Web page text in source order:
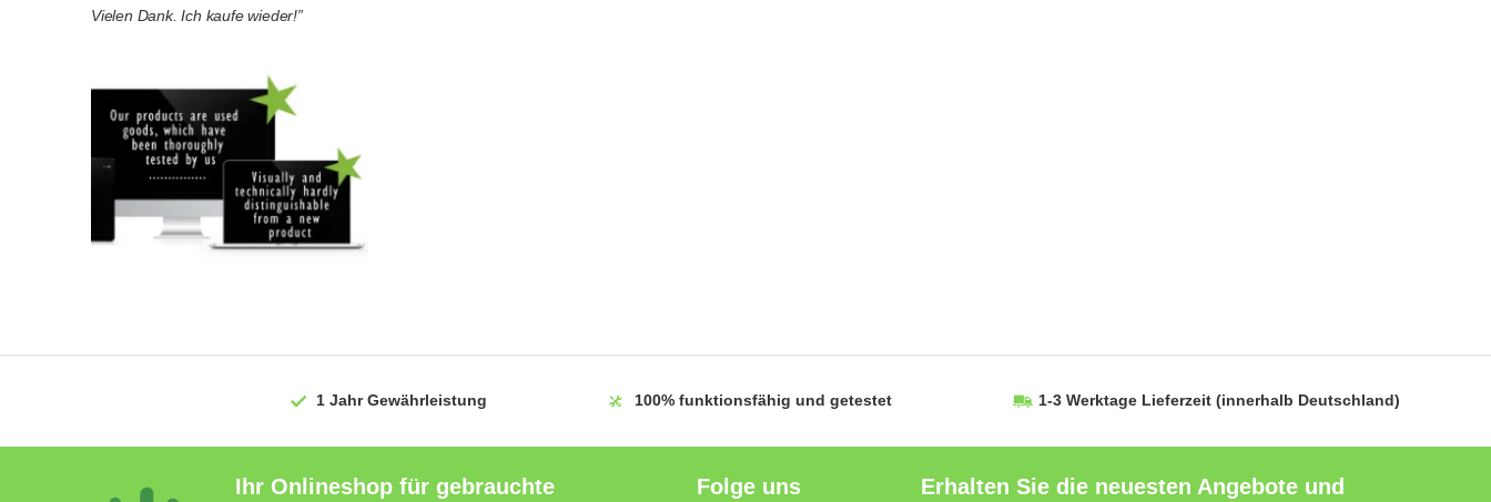
Vielen Dank. Ich kaufe wieder!”
1 JahrGewährleistung 100% funktionsfähig und getestet 1-3 Werktage Lieferzeit (innerhalb Deutschland)
Ihr Onlineshop für gebrauchte
Folge uns
Erhalten Sie die neuesten Angebote und